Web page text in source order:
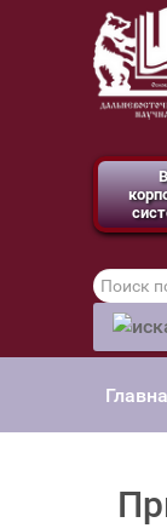
Поиск
по
сайту